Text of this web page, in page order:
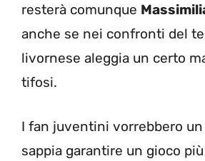
resterà comunque
anche se nei confronti del
livornese aleggia un certo
tifosi.
I fan juventini vorrebbero
sappia garantire un gioco